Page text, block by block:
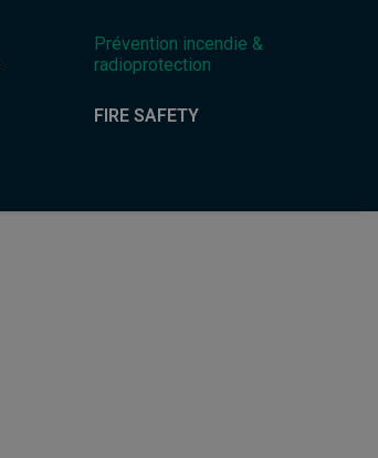
Prévention incendie &
radioprotection
FIRE SAFETY